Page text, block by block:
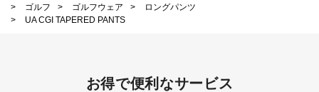
>
ゴルフ > ゴルフウェア >
ロングパンツ
>
UA CGI TAPERED PANTS
お得で便利なサービス